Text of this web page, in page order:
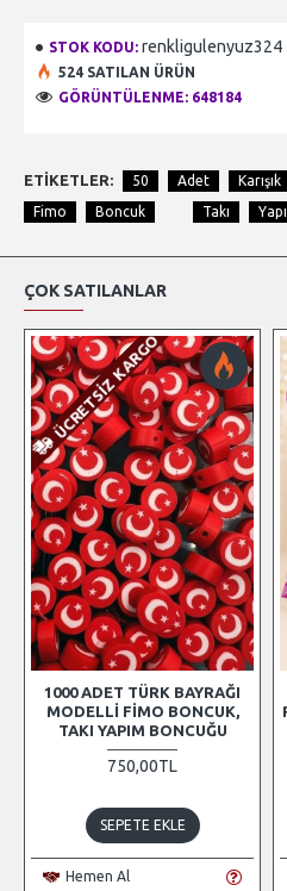
STOK KODU: renkligulenyuz324
524 SATILAN ÜRÜN
GÖRÜNTÜLENME: 648184
ETIKETLER: 50 Adet Karışık
Fimo Boncuk Takı
ÇOK SATILANLAR
ÜCRETSIZ KARGO
1000 ADET TÜRK BAYRAĞI
MODELLI FIMO BONCUK,
TAKI YAPIM BONCUĞU
750,00TL
SEPETE EKLE
Hemen Al